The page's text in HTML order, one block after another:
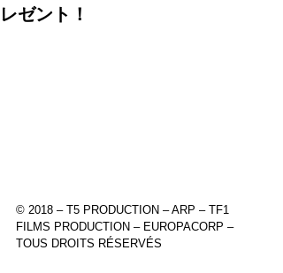
レゼント！
© 2018 – T5 PRODUCTION – ARP – TF1
FILMS PRODUCTION – EUROPACORP –
TOUS DROITS RÉSERVÉS